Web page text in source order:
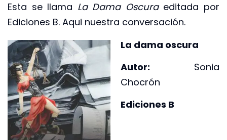
Esta se llama La Dama Oscuraeditada por
Ediciones B. Aqui nuestra conversación.
La dama oscura
Autor: Sonia
Chocrón
Ediciones B